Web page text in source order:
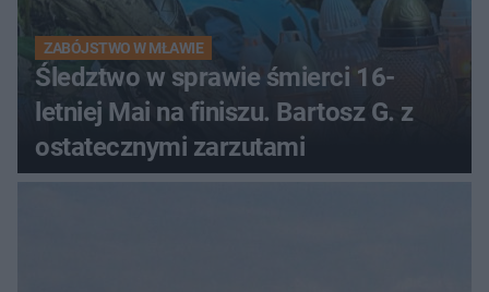
ZABÓJSTWO W MŁAWIE
Śledztwo w sprawie śmierci 16-
letniej Mai na finiszu. Bartosz G. z
ostatecznymi zarzutami